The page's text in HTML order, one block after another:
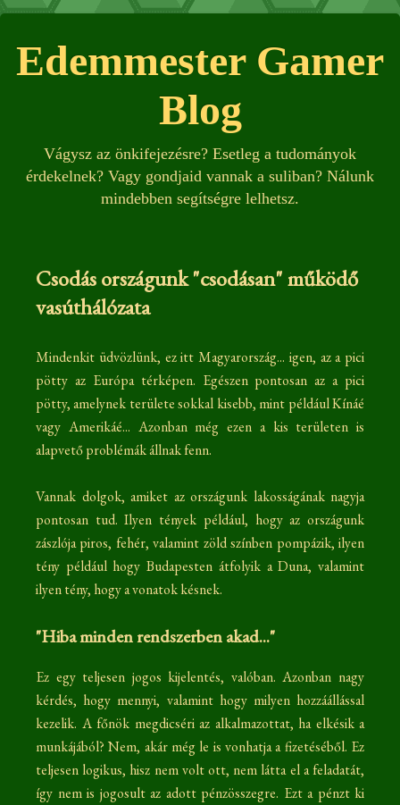
Edemmester Gamer
Blog
Vágysz az önkifejezésre? Esetleg a tudományok
érdekelnek? Vagy gondjaid vannak a suliban? Nálunk
mindebben segítségre lelhetsz.
Csodás országunk "csodásan" működő
vasúthálózata
Mindenkit üdvözlünk, ez itt Magyarország... igen, az a pici
pötty az Európa térképen. Egészen pontosan az a pici
pötty, amelynek területe sokkal kisebb, mint például Kínáé
vagy Amerikáé... Azonban még ezen a kis területen is
alapvető problémák állnak fenn.
Vannak dolgok, amiket az országunk lakosságának nagyja
pontosan tud. Ilyen tények például, hogy az országunk
zászlója piros, fehér, valamint zöld színben pompázik, ilyen
tény például hogy Budapesten átfolyik a Duna, valamint
ilyen tény, hogy a vonatok késnek.
"Hiba minden rendszerben akad..."
Ez egy teljesen jogos kijelentés, valóban. Azonban nagy
kérdés, hogy mennyi, valamint hogy milyen hozzáállással
kezelik. A főnök megdicséri az alkalmazottat, ha elkésik a
munkájából? Nem, akár még le is vonhatja a fizetéséből. Ez
teljesen logikus, hisz nem volt ott, nem látta el a feladatát,
így nem is jogosult az adott pénzösszegre. Ezt a pénzt ki